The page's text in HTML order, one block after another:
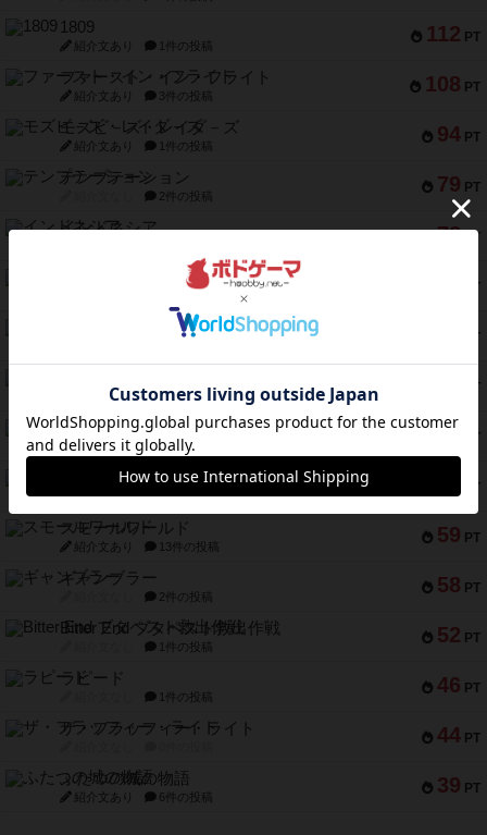
112 PT
1809
紹介文あり 1件の投稿
108 PT
ファースト・イン・フライト
紹介文あり 3件の投稿
94 PT
モズビ－ズ・レイダ－ズ
紹介文あり 1件の投稿
79 PT
テンプテーション
2件の投稿
78 PT
インドネシア
PT
PT
リスボン・トラム 28
PT
紹介文なし 1件の投稿
66 PT
ブラヴェスト
紹介文なし 1件の投稿
PT
スペクタキュラー
紹介文なし 1件の投稿
59 PT
スモールワールド
紹介文あり 13件の投稿
58 PT
ギャンブラー
2件の投稿
52 PT
Bitter End ブタペスト救出作戦
1件の投稿
46 PT
ラピード
1件の投稿
44 PT
ザ・フラッフィー・ライト
39 PT
ふたつの城の物語
紹介文あり 6件の投稿